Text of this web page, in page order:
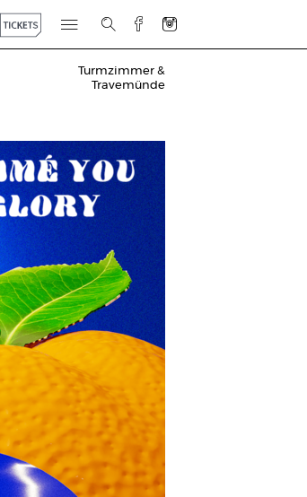
Turmzimmer &
Travemünde